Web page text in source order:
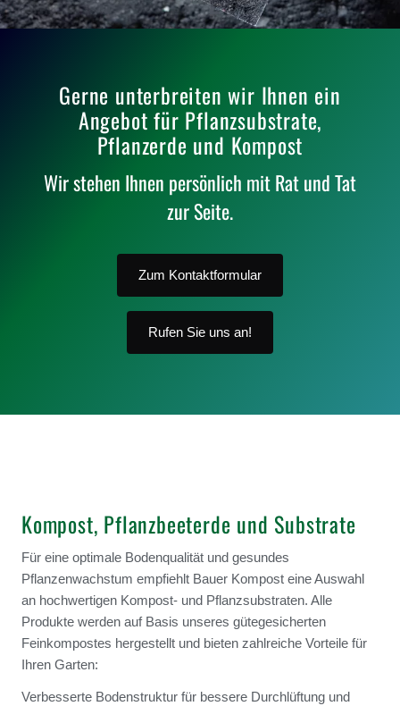
Gerne unterbreiten wir Ihnen ein
Angebot für Pflanzsubstrate,
Pflanzerde und Kompost
Wir stehen Ihnen persönlich mit Rat und Tat
zur Seite.
Zum Kontaktformular
Rufen Sie uns an!
Kompost, Pflanzbeeterde und Substrate
Für eine optimale Bodenqualität und gesundes
Pflanzenwachstum empfiehlt Bauer Kompost eine Auswahl
an hochwertigen Kompost- und Pflanzsubstraten. Alle
Produkte werden auf Basis unseres gütegesicherten
Feinkompostes hergestellt und bieten zahlreiche Vorteile für
Ihren Garten:
Verbesserte Bodenstruktur für bessere Durchlüftung und